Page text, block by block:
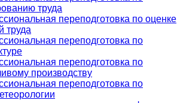
труда
переподготовка по оценке
труда
переподготовка по
переподготовка по
производству
переподготовка по